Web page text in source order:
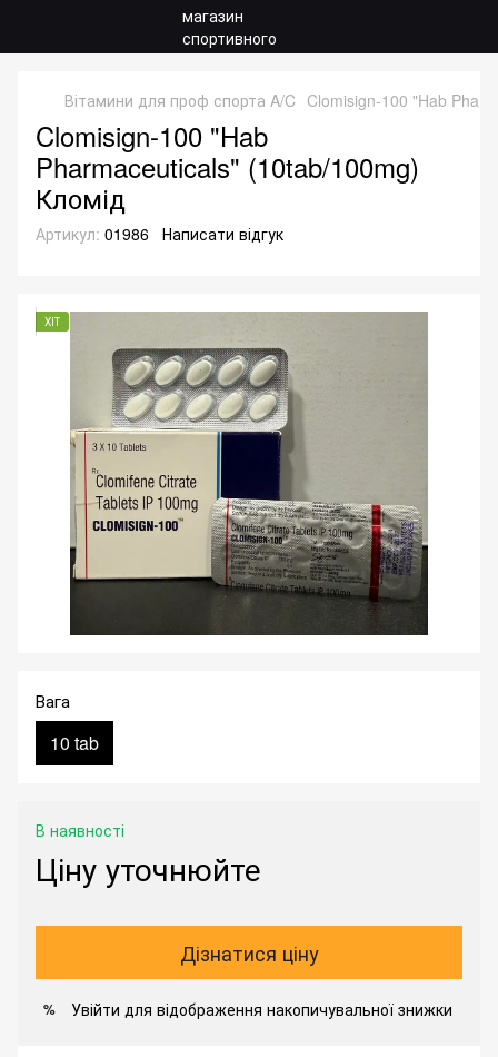
Вітамини для проф спорта A/C Clomisign-100 "Hab
Clomisign-100 "Hab
Pharmaceuticals" (10tab/100mg)
Кломід
Артикул: 01986 Написати відгук
ХІТ
Вага
10 tab
В наявності
Ціну уточнюйте
Дізнатися ціну
% Увійти для відображення накопичувальної знижки